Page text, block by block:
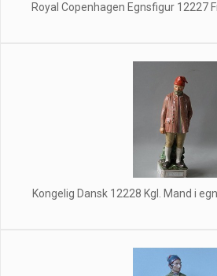
Royal Copenhagen Egnsfigur 12227
Kongelig Dansk 12228 Kgl. Mand i